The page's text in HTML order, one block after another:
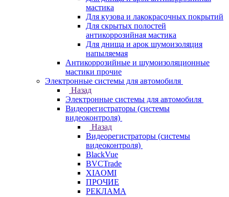
мастика
Для кузова и лакокрасочных покрытий
Для скрытых полостей
антикоррозийная мастика
Для днища и арок шумоизоляция
напыляемая
Антикоррозийные и шумоизоляционные
мастики прочие
Электронные системы для автомобиля
Назад
Электронные системы для автомобиля
Видеорегистраторы (системы
видеоконтроля)
Назад
Видеорегистраторы (системы
видеоконтроля)
BlackVue
BVCTrade
XIAOMI
ПРОЧИЕ
РЕКЛАМА